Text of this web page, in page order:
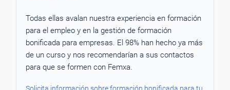
Todas ellas avalan nuestra experiencia en formación
para el empleo y en la gestión de formación
bonificada para empresas. El 98% han hecho ya más
de un curso y nos recomendarían a sus contactos
para que se formen con Femxa.